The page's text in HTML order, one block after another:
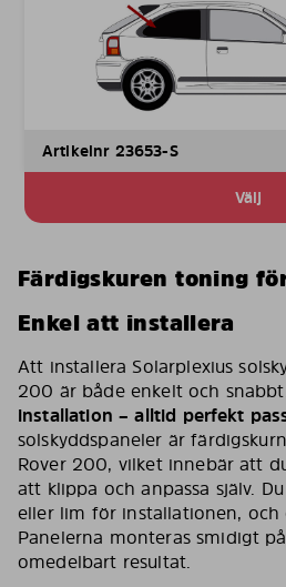
Artikelnr 23653-S
Välj
Färdigskuren toning
Enkel att installera
Att installera Solarplexius
200 är både enkelt och
installation – alltid perfekt
solskyddspaneler är
Rover 200, vilket innebär att
att klippa och anpassa själv.
eller lim för installationen,
Panelerna monteras smidigt
omedelbart resultat.